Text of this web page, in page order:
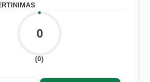
0
(0)